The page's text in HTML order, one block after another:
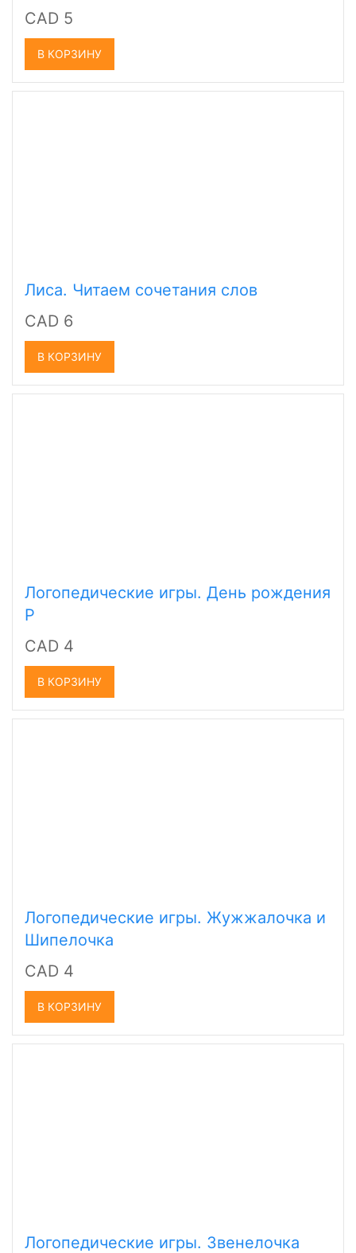
CAD 5
В КОРЗИНУ
Лиса. Читаем сочетания слов
CAD 6
В КОРЗИНУ
Логопедические игры. День рождения
Р
CAD 4
В КОРЗИНУ
Логопедические игры. Жужжалочка и
Шипелочка
CAD 4
В КОРЗИНУ
Логопедические игры. Звенелочка